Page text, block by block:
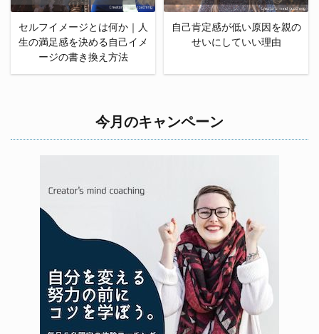
セルフイメージとは何か｜人
生の満足感を決める自己イメ
ージの書き換え方法
自己肯定感が低い原因を親の
せいにしていい理由
今月のキャンペーン